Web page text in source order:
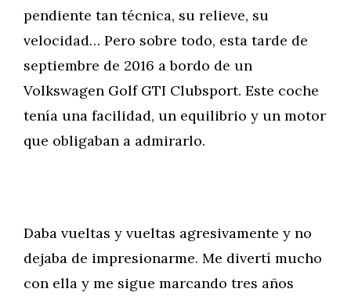
pendiente tan técnica, su relieve, su
velocidad… Pero sobre todo, esta tarde de
septiembre de 2016 a bordo de un
Volkswagen Golf GTI Clubsport. Este coche
tenía una facilidad, un equilibrio y un motor
que obligaban a admirarlo.
Daba vueltas y vueltas agresivamente y no
dejaba de impresionarme. Me divertí mucho
con ella y me sigue marcando tres años